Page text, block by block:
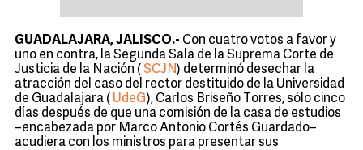
GUADALAJARA, JALISCO.- Con cuatro votos a favor y
uno en contra, la Segunda Sala de la Suprema Corte de
Justicia de la Nación ( SCJN) determinó desechar la
atracción del caso del rector destituido de la Universidad
de Guadalajara ( UdeG), Carlos Briseño Torres, sólo cinco
días después de que una comisión de la casa de estudios
–encabezada por Marco Antonio Cortés Guardado–
acudiera con los ministros para presentar sus